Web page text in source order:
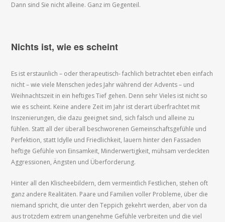
Dann sind Sie nicht alleine. Ganz im Gegenteil.
Nichts ist, wie es scheint
Es ist erstaunlich – oder therapeutisch- fachlich betrachtet eben einfach
nicht – wie viele Menschen jedes Jahr während der Advents – und
Weihnachtszeit in ein heftiges Tief gehen. Denn sehr Vieles ist nicht so
wie es scheint. Keine andere Zeit im Jahr ist derart überfrachtet mit
Inszenierungen, die dazu geeignet sind, sich falsch und alleine zu
fühlen. Statt all der überall beschworenen Gemeinschaftsgefühle und
Perfektion, statt Idylle und Friedlichkeit, lauern hinter den Fassaden
heftige Gefühle von Einsamkeit, Minderwertigkeit, mühsam verdeckten
Aggressionen, Ängsten und Überforderung.
Hinter all den Klischeebildern, dem vermeintlich Festlichen, stehen oft
ganz andere Realitäten. Paare und Familien voller Probleme, über die
niemand spricht, die unter den Teppich gekehrt werden, aber von da
aus trotzdem extrem unangenehme Gefühle verbreiten und die viel